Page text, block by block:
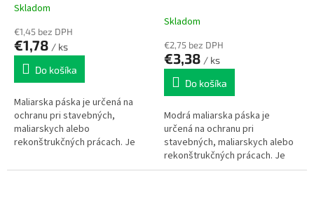
Skladom
€1,45 bez DPH
€1,78 / ks
Do košíka
Maliarska páska je určená na
ochranu pri stavebných,
maliarskych alebo
rekonštrukčných prácach. Je
krepového papiera. Po nalepení
Skladom
€2,75 bez DPH
€3,38 / ks
Do košíka
Modrá maliarska páska je
určená na ochranu pri
stavebných, maliarskych alebo
rekonštrukčných prácach. Je
vyrobená z pružného